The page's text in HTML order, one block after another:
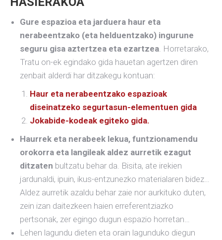
Gure espazioa eta jarduera haur eta
nerabeentzako (eta helduentzako) ingurune
seguru gisa aztertzea eta ezartzea. Horretarako,
Tratu on-ek egindako gida hauetan agertzen diren
zenbait alderdi har ditzakegu kontuan:
Haur eta nerabeentzako espazioak
diseinatzeko segurtasun-elementuen gida
Jokabide-kodeak egiteko gida.
Haurrek eta nerabeek lekua, funtzionamendu
orokorra eta langileak aldez aurretik ezagut
ditzaten bultzatu behar da. Bisita, ate irekien
jardunaldi, ipuin, ikus-entzunezko materialaren bidez…
Aldez aurretik azaldu behar zaie nor aurkituko duten,
zein izan daitezkeen haien erreferentziazko
pertsonak, zer egingo dugun espazio horretan…
Lehen lagundu dieten eta orain lagunduko diegun